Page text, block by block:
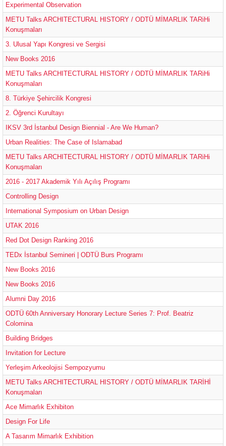
Experimental Observation
METU Talks ARCHITECTURAL HISTORY / ODTÜ MİMARLIK TARiHi
Konuşmaları
3. Ulusal Yapı Kongresi ve Sergisi
New Books 2016
METU Talks ARCHITECTURAL HISTORY / ODTÜ MİMARLIK TARiHi
Konuşmaları
8. Türkiye Şehircilik Kongresi
2. Öğrenci Kurultayı
IKSV 3rd İstanbul Design Biennial - Are We Human?
Urban Realities: The Case of Islamabad
METU Talks ARCHITECTURAL HISTORY / ODTÜ MİMARLIK TARiHi
Konuşmaları
2016 - 2017 Akademik Yılı Açılış Programı
Controlling Design
International Symposium on Urban Design
UTAK 2016
Red Dot Design Ranking 2016
TEDx İstanbul Semineri | ODTÜ Burs Programı
New Books 2016
New Books 2016
Alumni Day 2016
ODTÜ 60th Anniversary Honorary Lecture Series 7: Prof. Beatriz
Colomina
Building Bridges
Invitation for Lecture
Yerleşim Arkeolojisi Sempozyumu
METU Talks ARCHITECTURAL HISTORY / ODTÜ MİMARLIK TARİHİ
Konuşmaları
Ace Mimarlık Exhibiton
Design For Life
A Tasarım Mimarlık Exhibition